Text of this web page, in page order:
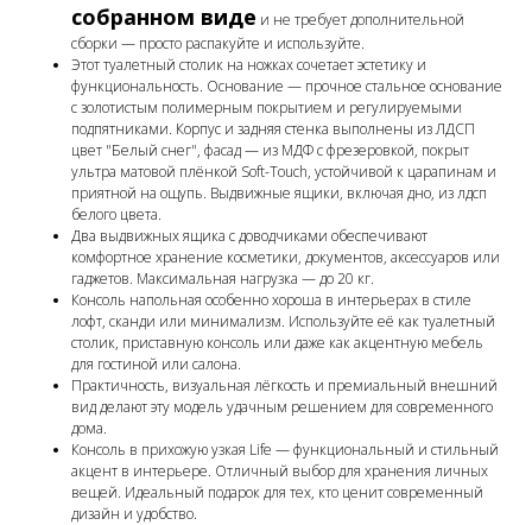
собранном виде и не требует дополнительной
сборки — просто распакуйте и используйте.
Этот туалетный столик на ножках сочетает эстетику и
функциональность. Основание — прочное стальное основание
с золотистым полимерным покрытием и регулируемыми
подпятниками. Корпус и задняя стенка выполнены из ЛДСП
цвет "Белый снег", фасад — из МДФ с фрезеровкой, покрыт
ультра матовой плёнкой Soft-Touch, устойчивой к царапинам и
приятной на ощупь. Выдвижные ящики, включая дно, из лдсп
белого цвета.
Два выдвижных ящика с доводчиками обеспечивают
комфортное хранение косметики, документов, аксессуаров или
гаджетов. Максимальная нагрузка — до 20 кг.
Консоль напольная особенно хороша в интерьерах в стиле
лофт, сканди или минимализм. Используйте её как туалетный
столик, приставную консоль или даже как акцентную мебель
для гостиной или салона.
Практичность, визуальная лёгкость и премиальный внешний
вид делают эту модель удачным решением для современного
дома.
Консоль в прихожую узкая Life — функциональный и стильный
акцент в интерьере. Отличный выбор для хранения личных
вещей. Идеальный подарок для тех, кто ценит современный
дизайн и удобство.